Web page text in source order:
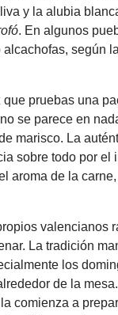
y la alubia
. En algunos
según
pruebas una
se parece en
marisco. La
sobre todo por el
aroma de la
valencianos
La tradición
los
de la
comienza a